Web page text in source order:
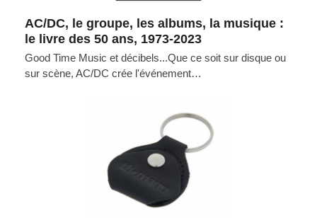
AC/DC, le groupe, les albums, la musique :
le livre des 50 ans, 1973-2023
Good Time Music et décibels...Que ce soit sur disque ou
sur scène, AC/DC crée l'événement…